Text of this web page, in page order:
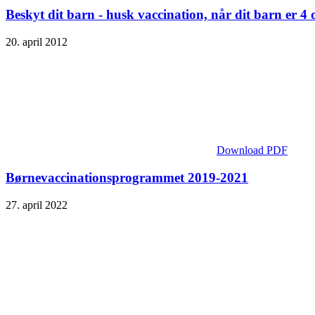
Beskyt dit barn - husk vaccination, når dit barn er 4
20. april 2012
Download PDF
Børnevaccinations­­programmet 2019-2021
27. april 2022